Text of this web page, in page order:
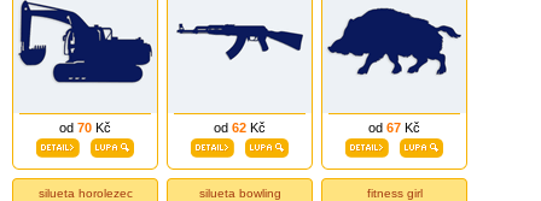
od 70 Kč od 62 Kč od 67 Kč
silueta horolezec silueta bowling fitness girl